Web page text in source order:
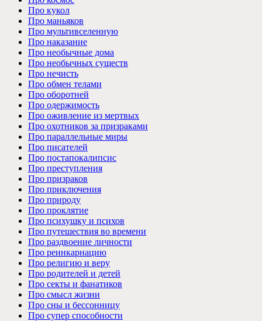
Про кукол
Про маньяков
Про мультивселенную
Про наказание
Про необычные дома
Про необычных существ
Про нечисть
Про обмен телами
Про оборотней
Про одержимость
Про оживление из мертвых
Про охотников за призраками
Про параллельные миры
Про писателей
Про постапокалипсис
Про преступления
Про призраков
Про приключения
Про природу
Про проклятие
Про психушку и психов
Про путешествия во времени
Про раздвоение личности
Про реинкарнацию
Про религию и веру
Про родителей и детей
Про секты и фанатиков
Про смысл жизни
Про сны и бессонницу
Про супер способности